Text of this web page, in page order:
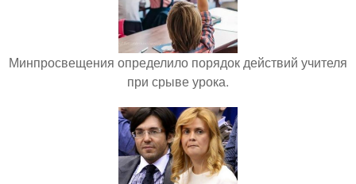
Минпросвещения определило порядок действий учителя
при срыве урока.